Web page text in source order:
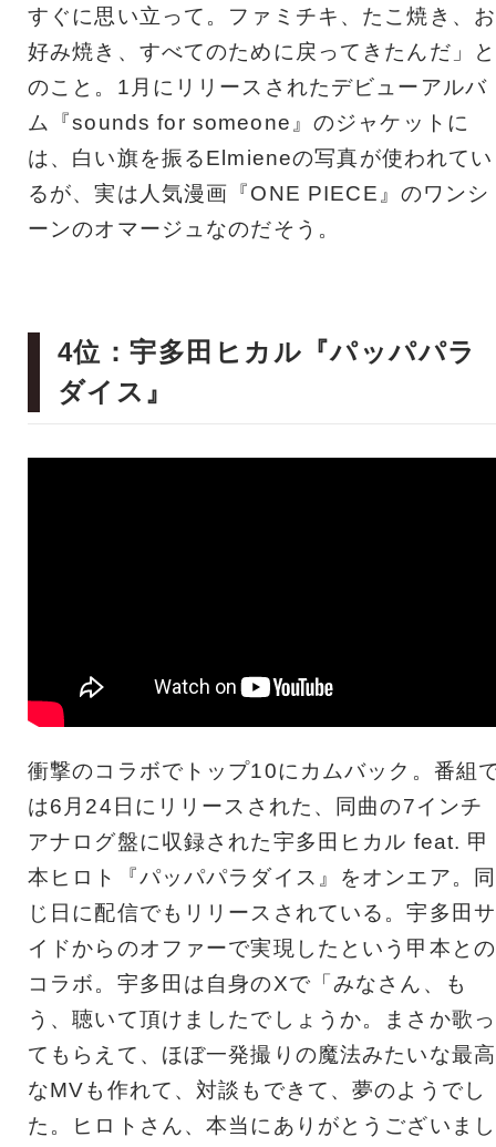
すぐに思い立って。ファミチキ、たこ焼き、お
好み焼き、すべてのために戻ってきたんだ」と
のこと。1月にリリースされたデビューアルバ
ム『sounds for someone』のジャケットに
は、白い旗を振るElmieneの写真が使われてい
るが、実は人気漫画『ONE PIECE』のワンシ
ーンのオマージュなのだそう。
4位：宇多田ヒカル『パッパパラ
ダイス』
衝撃のコラボでトップ10にカムバック。番組
は6月24日にリリースされた、同曲の7インチ
アナログ盤に収録された宇多田ヒカル feat. 甲
本ヒロト『パッパパラダイス』をオンエア。同
じ日に配信でもリリースされている。宇多田サ
イドからのオファーで実現したという甲本との
コラボ。宇多田は自身のXで「みなさん、も
う、聴いて頂けましたでしょうか。まさか歌っ
てもらえて、ほぼ一発撮りの魔法みたいな最高
なMVも作れて、対談もできて、夢のようでし
た。ヒロトさん、本当にありがとうございまし